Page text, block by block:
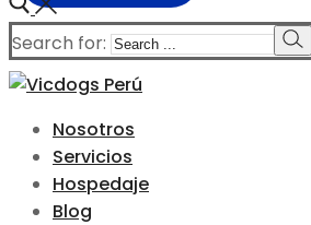
Search for:
Nosotros
Servicios
Hospedaje
Blog